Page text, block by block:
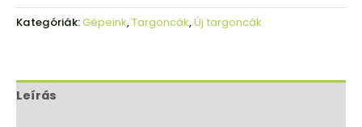
Kategóriák:Gépeink,Targoncák,Új targoncák
Leírás